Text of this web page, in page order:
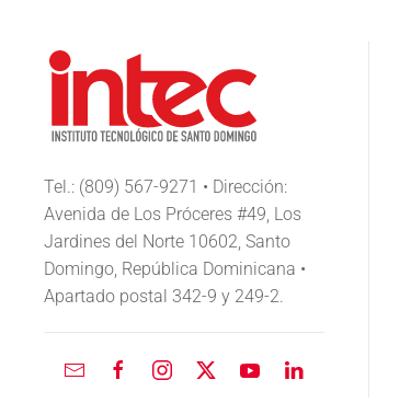
Tel.: (809) 567-9271 • Dirección:
Avenida de Los Próceres #49, Los
Jardines del Norte 10602, Santo
Domingo, República Dominicana •
Apartado postal 342-9 y 249-2.